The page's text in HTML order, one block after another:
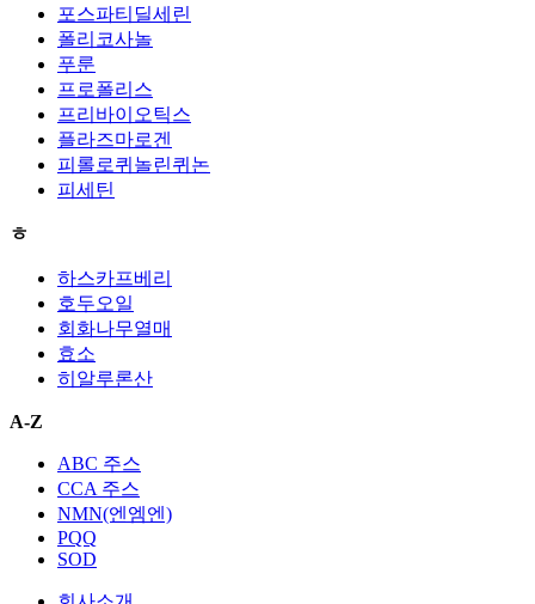
포스파티딜세린
폴리코사놀
푸룬
프로폴리스
프리바이오틱스
플라즈마로겐
피롤로퀴놀린퀴논
피세틴
ㅎ
하스카프베리
호두오일
회화나무열매
효소
히알루론산
A-Z
ABC 주스
CCA 주스
NMN(엔엠엔)
PQQ
SOD